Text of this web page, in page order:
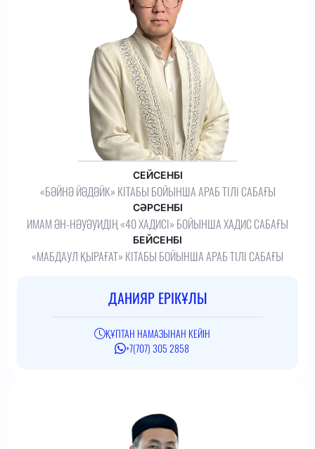
СЕЙСЕНБІ
«БӘЙНӘ ЙӘДӘЙК» КІТАБЫ БОЙЫНША АРАБ ТІЛІ САБАҒЫ
СӘРСЕНБІ
ИМАМ ӘН-НӘУӘУИДІҢ «40 ХАДИСІ» БОЙЫНША ХАДИС САБАҒЫ
БЕЙСЕНБІ
«МАБДАУЛ ҚЫРАҒАТ» КІТАБЫ БОЙЫНША АРАБ ТІЛІ САБАҒЫ
ДАНИЯР ЕРІКҰЛЫ
ҚҰПТАН НАМАЗЫНАН КЕЙІН
+7(707) 305 2858